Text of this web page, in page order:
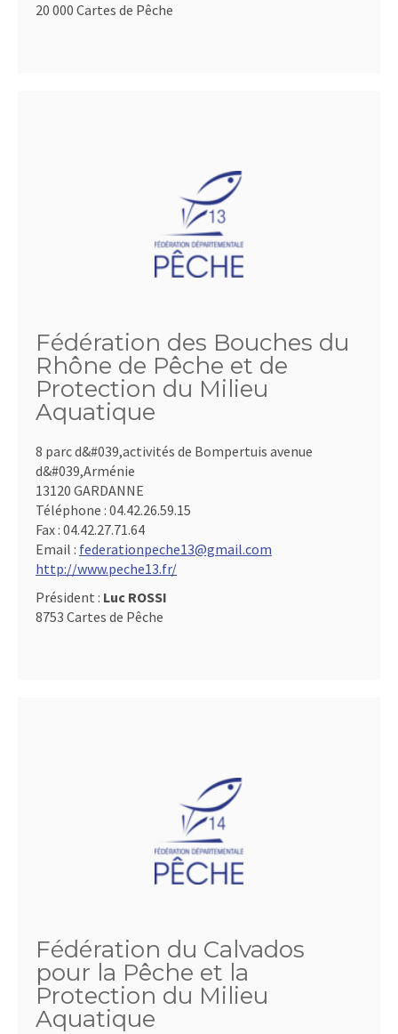
20 000 Cartes de Pêche
Fédération des Bouches du
Rhône de Pêche et de
Protection du Milieu
Aquatique
8 parc d&#039,activités de Bompertuis avenue
d&#039,Arménie
13120 GARDANNE
Téléphone : 04.42.26.59.15
Fax : 04.42.27.71.64
Email : federationpeche13@gmail.com
http://www.peche13.fr/
Président : Luc ROSSI
8753 Cartes de Pêche
Fédération du Calvados
pour la Pêche et la
Protection du Milieu
Aquatique